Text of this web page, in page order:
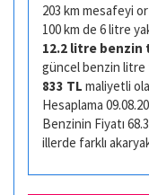
203 km mesafeyi
100 km de 6 litre
12.2 litre
güncel benzin litre
833 TL maliyetli
Hesaplama
Benzinin Fiyatı
illerde farklı